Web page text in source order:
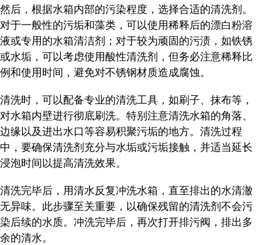
然后，根据水箱内部的污染程度，选择合适的清洗剂。
对于一般性的污垢和藻类，可以使用稀释后的漂白粉溶
液或专用的水箱清洁剂；对于较为顽固的污渍，如铁锈
或水垢，可以考虑使用酸性清洗剂，但务必注意稀释比
例和使用时间，避免对不锈钢材质造成腐蚀。
清洗时，可以配备专业的清洗工具，如刷子、抹布等，
对水箱内壁进行彻底刷洗。特别注意清洗水箱的角落、
边缘以及进出水口等容易积聚污垢的地方。清洗过程
中，要确保清洗剂充分与水垢或污垢接触，并适当延长
浸泡时间以提高清洗效果。
清洗完毕后，用清水反复冲洗水箱，直至排出的水清澈
无异味。此步骤至关重要，以确保残留的清洗剂不会污
染后续的水质。冲洗完毕后，再次打开排污阀，排出多
余的清水。